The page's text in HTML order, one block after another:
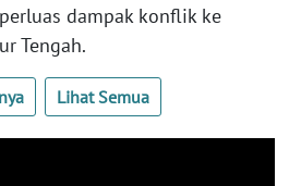
dampak konflik ke
Tengah.
Lihat Semua